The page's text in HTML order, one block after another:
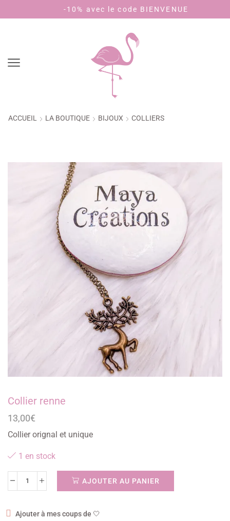
-10% avec le code BIENVENUE
ACCUEIL LA BOUTIQUE BIJOUX COLLIERS
Collier renne
13,00€
Collier orignal et unique
1 en stock
AJOUTER AU PANIER
Ajouter à mes coups de 🤍